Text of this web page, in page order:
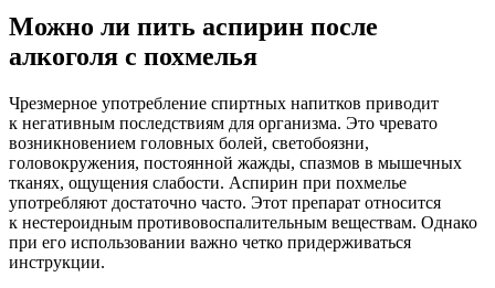
Можно ли пить аспирин после
алкоголя с похмелья
Чрезмерное употребление спиртных напитков приводит
к негативным последствиям для организма. Это чревато
возникновением головных болей, светобоязни,
головокружения, постоянной жажды, спазмов в мышечных
тканях, ощущения слабости. Аспирин при похмелье
употребляют достаточно часто. Этот препарат относится
к нестероидным противовоспалительным веществам. Однако
при его использовании важно четко придерживаться
инструкции.